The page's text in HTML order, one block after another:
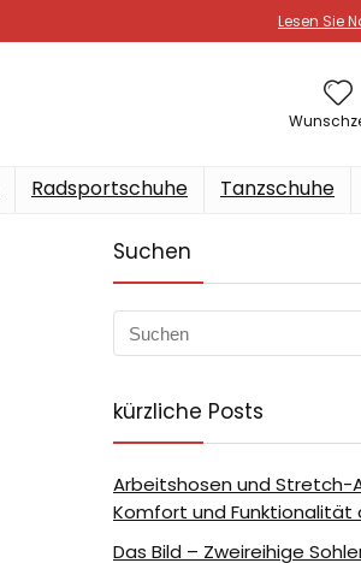
Lesen Sie
Radsportschuhe Tanzschuhe
Suchen
kürzliche Posts
Arbeitshosen und Stretch-
Komfort und Funktionalität
Das Bild – Zweireihige